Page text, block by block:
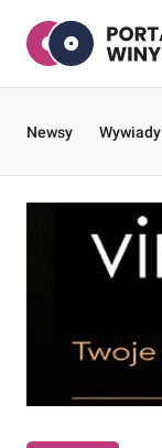
Newsy Wywiady